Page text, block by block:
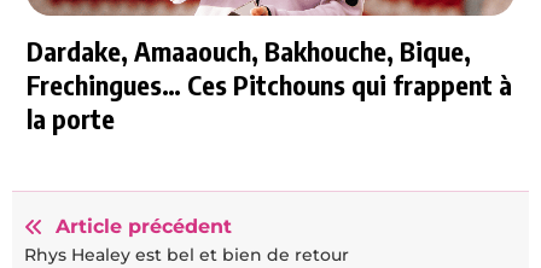
Dardake, Amaaouch, Bakhouche, Bique,
Frechingues… Ces Pitchouns qui frappent à
la porte
Article précédent
Rhys Healey est bel et bien de retour